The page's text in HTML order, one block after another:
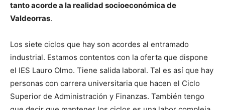
tanto acorde a la realidad socioeconómica de
Valdeorras.
Los siete ciclos que hay son acordes al entramado
industrial. Estamos contentos con la oferta que dispone
el IES Lauro Olmo. Tiene salida laboral. Tal es así que hay
personas con carrera universitaria que hacen el Ciclo
Superior de Administración y Finanzas. También tengo